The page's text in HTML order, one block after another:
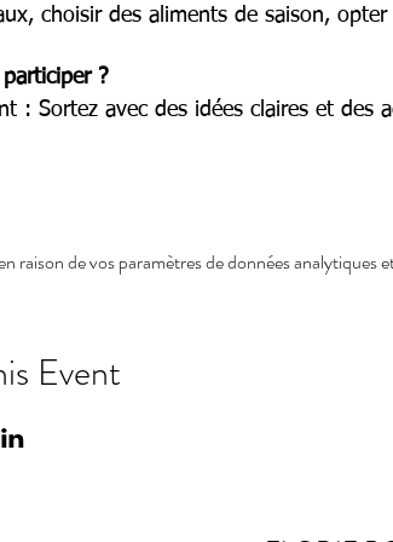
choisir des aliments de saison,
?
: Sortez avec des idées claires et des
raison de vos paramètres de données analytiques
Event